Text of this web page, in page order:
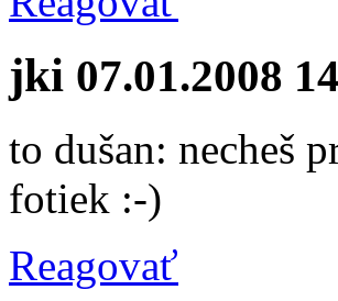
jki 07.01.2008
to dušan: necheš
fotiek :-)
Reagovať